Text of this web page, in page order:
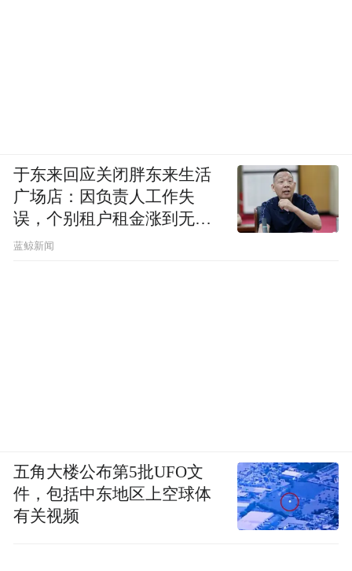
于东来回应关闭胖东来生活
广场店：因负责人工作失
误，个别租户租金涨到无法
想象
蓝鲸新闻
五角大楼公布第5批UFO文
件，包括中东地区上空球体
有关视频